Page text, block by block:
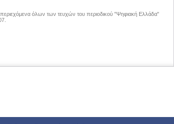
περιεχόμενα όλων των τευχών του περιοδικού "Ψηφιακή Ελλάδα"